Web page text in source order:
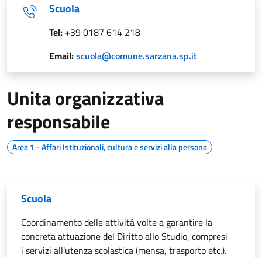
Scuola
Tel: +39 0187 614 218
Email:scuola@comune.sarzana.sp.it
Unita organizzativa
responsabile
Area 1 - Affari Istituzionali, cultura e servizi alla persona
Scuola
Coordinamento delle attività volte a garantire la
concreta attuazione del Diritto allo Studio, compresi
i servizi all'utenza scolastica (mensa, trasporto etc.).